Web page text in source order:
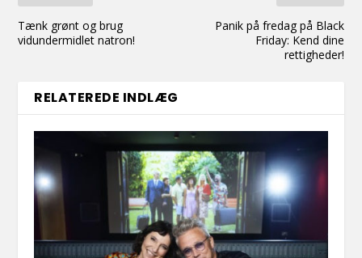
Tænk grønt og brug
vidundermidlet natron!
Panik på fredag på Black
Friday: Kend dine
rettigheder!
RELATEREDE INDLÆG